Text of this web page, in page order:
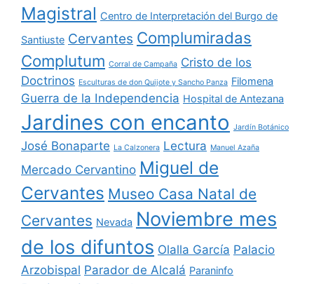
Magistral Centro de Interpretación del Burgo de
Santiuste Cervantes Complumiradas
Complutum Corral de Campaña Cristo de los
Doctrinos Esculturas de don Quijote y Sancho Panza Filomena
Guerra de la Independencia Hospital de Antezana
Jardines con encanto Jardín Botánico
José Bonaparte La Calzonera Lectura Manuel Azaña
Mercado Cervantino Miguel de
Cervantes Museo Casa Natal de
Cervantes Nevada Noviembre mes
de los difuntos Olalla García Palacio
Arzobispal Parador de Alcalá Paraninfo